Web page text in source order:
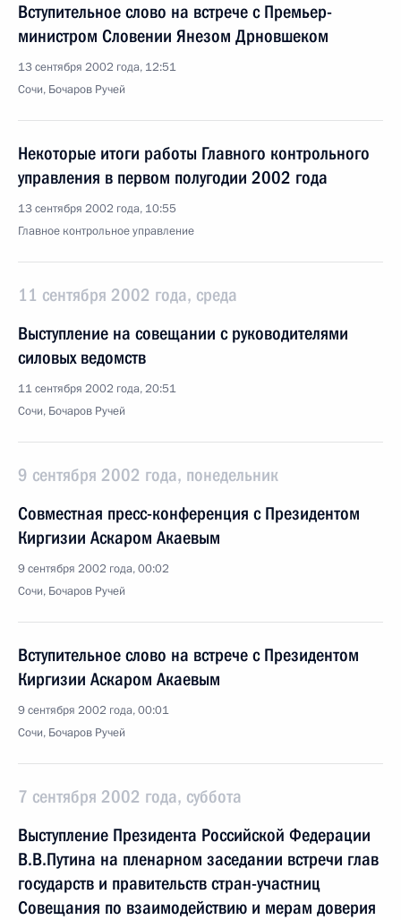
Вступительное слово на встрече с Премьер-
министром Словении Янезом Дрновшеком
13 сентября 2002 года, 12:51
Сочи, Бочаров Ручей
Некоторые итоги работы Главного контрольного
управления в первом полугодии 2002 года
13 сентября 2002 года, 10:55
Главное контрольное управление
11 сентября 2002 года, среда
Выступление на совещании с руководителями
силовых ведомств
11 сентября 2002 года, 20:51
Сочи, Бочаров Ручей
9 сентября 2002 года, понедельник
Совместная пресс-конференция с Президентом
Киргизии Аскаром Акаевым
9 сентября 2002 года, 00:02
Сочи, Бочаров Ручей
Вступительное слово на встрече с Президентом
Киргизии Аскаром Акаевым
9 сентября 2002 года, 00:01
Сочи, Бочаров Ручей
7 сентября 2002 года, суббота
Выступление Президента Российской Федерации
В.В.Путина на пленарном заседании встречи глав
государств и правительств стран-участниц
Совещания по взаимодействию и мерам доверия